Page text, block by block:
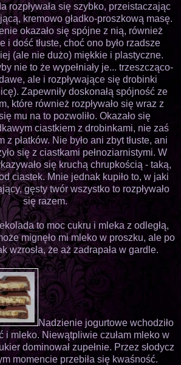
rozpływała się szybko, przeistaczając
kremowo gładko-proszkową masę.
okazało się spójne z nią, również
i dość tłuste, choć ono było rzadsze
(ale nie dużo) miękkie i plastyczne.
nie to że wypełniały je... trzeszcząco-
ale i rozpływające się drobinki
Zapewniły doskonałą spójność ze
które również rozpływało się wraz z
mu na to pozwoliło. Okazało się
ciastkiem z drobinkami, nie zaś
płatków. Nie było ani zbyt tłuste, ani
się z ciastkami pełnoziarnistymi. W
się kruchą chrupkością - taką,
ciastek. Mnie jednak kupiło to, w jaki
gęsty twór wszystko to rozpływało
się razem.
to moc cukru i mleka z odległą,
mignęło mi mleko w proszku, ale po
wzrosła, że aż zadrapała w gardle.
Nadzienie jogurtowe wchodziło
i mleko. Niewątpliwie czułam mleko w
dominował zupełnie. Przez słodycz
momencie przebiła się kwaśność.